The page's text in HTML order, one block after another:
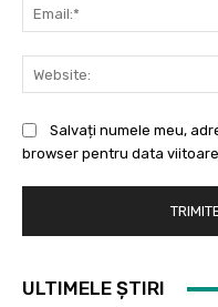
Salvați numele meu,
browser pentru data
ULTIMELE ȘTIRI